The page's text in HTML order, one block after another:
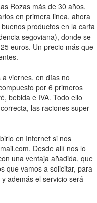
Rozas más de 30 años,
en primera linea, ahora
productos en la carta
segoviana), donde se
euros. Un precio más que
viernes, en días no
por 6 primeros
bebida e IVA. Todo ello
las raciones super
en Internet si nos
Desde allí nos lo
una ventaja añadida, que
que vamos a solicitar, para
además el servicio será